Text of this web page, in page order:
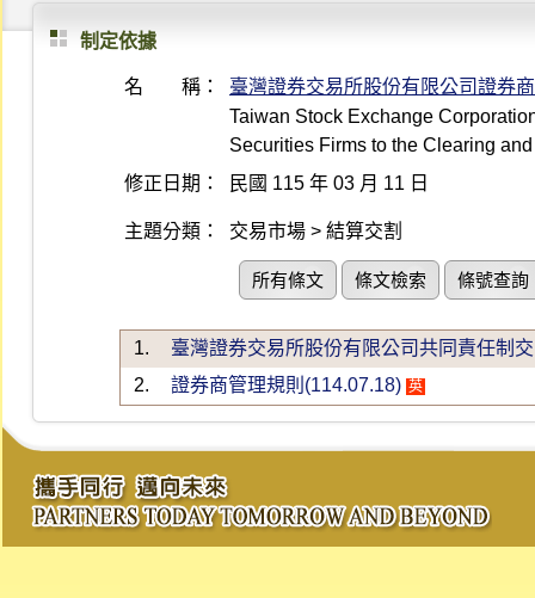
制定依據
名 稱：
臺灣證券交易所股份有限公司證券
Taiwan Stock Exchange
Securities Firms to the Clearing
修正日期：
民國 115 年 03 月 11 日
主題分類： 交易市場 > 結算交割
所有條文 條文檢索 條號查詢
1.
臺灣證券交易所股份有限公司共同責任制
2.
證券商管理規則(114.07.18) 英